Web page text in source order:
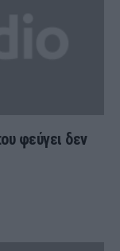
φεύγει δεν